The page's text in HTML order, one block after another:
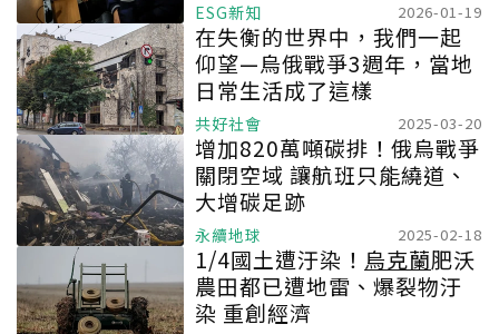
ESG新知 2026-01-19
在失衡的世界中，我們一起
仰望—烏俄戰爭3週年，當地
日常生活成了這樣
共好社會 2025-03-20
增加820萬噸碳排！俄烏戰爭
關閉空域 讓航班只能繞道、
大增碳足跡
永續地球 2025-02-18
1/4國土遭汙染！ 烏克蘭肥沃
農田都已遭地雷、爆裂物汙
染 重創經濟